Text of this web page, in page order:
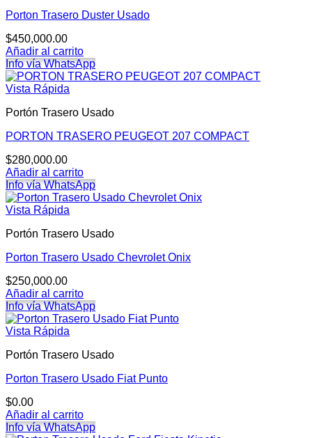
Porton Trasero Duster Usado
$450,000.00
Añadir al carrito
Info vía WhatsApp
Vista Rápida
Portón Trasero Usado
PORTON TRASERO PEUGEOT 207 COMPACT
$280,000.00
Añadir al carrito
Info vía WhatsApp
Vista Rápida
Portón Trasero Usado
Porton Trasero Usado Chevrolet Onix
$250,000.00
Añadir al carrito
Info vía WhatsApp
Vista Rápida
Portón Trasero Usado
Porton Trasero Usado Fiat Punto
$0.00
Añadir al carrito
Info vía WhatsApp